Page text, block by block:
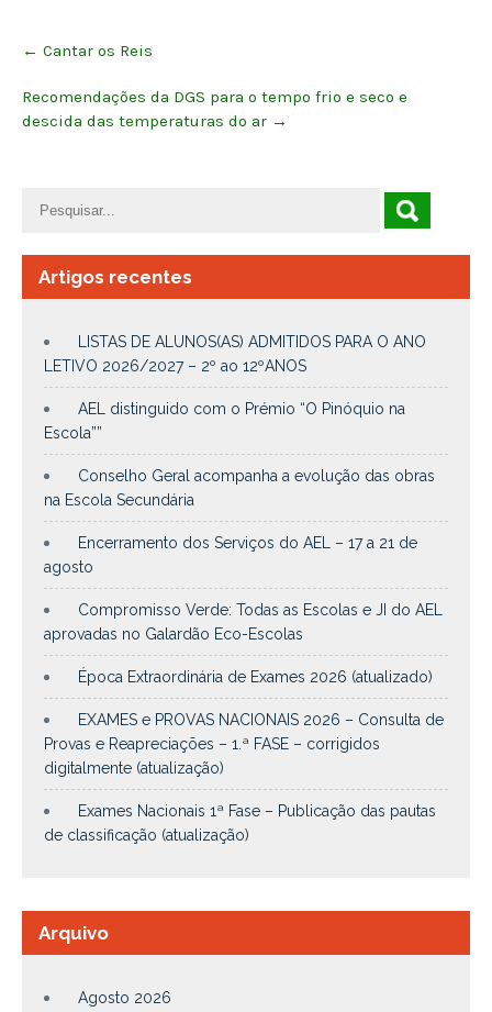
navigation
← Cantar os Reis
Recomendações da DGS para o tempo frio e seco e
descida das temperaturas do ar →
Artigos recentes
LISTAS DE ALUNOS(AS) ADMITIDOS PARA O ANO
LETIVO 2026/2027 – 2º ao 12ºANOS
AEL distinguido com o Prémio “O Pinóquio na
Escola””
Conselho Geral acompanha a evolução das obras
na Escola Secundária
Encerramento dos Serviços do AEL – 17 a 21 de
agosto
Compromisso Verde: Todas as Escolas e JI do AEL
aprovadas no Galardão Eco-Escolas
Época Extraordinária de Exames 2026 (atualizado)
EXAMES e PROVAS NACIONAIS 2026 – Consulta de
Provas e Reapreciações – 1.ª FASE – corrigidos
digitalmente (atualização)
Exames Nacionais 1ª Fase – Publicação das pautas
de classificação (atualização)
Arquivo
Agosto 2026